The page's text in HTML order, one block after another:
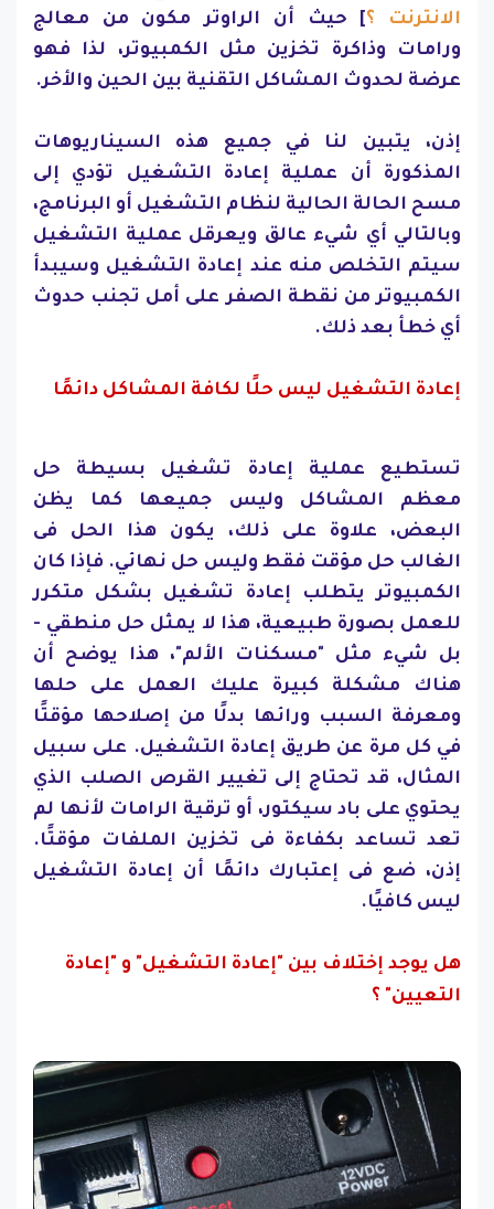
الانترنت ؟ ] حيث أن الراوتر مكون من معالج
ورامات وذاكرة تخزين مثل الكمبيوتر، لذا فهو
عرضة لحدوث المشاكل التقنية بين الحين والأخر.
إذن، يتبين لنا في جميع هذه السيناريوهات
المذكورة أن عملية إعادة التشغيل تؤدي إلى
مسح الحالة الحالية لنظام التشغيل أو البرنامج،
وبالتالي أي شيء عالق ويعرقل عملية التشغيل
سيتم التخلص منه عند إعادة التشغيل وسيبدأ
الكمبيوتر من نقطة الصفرعلى أمل تجنب حدوث
أي خطأ بعد ذلك.
إعادة التشغيل ليس حلًا لكافة المشاكل دائمًا
تستطيع عملية إعادة تشغيل بسيطة حل
معظم المشاكل وليس جميعها كما يظن
البعض، علاوة على ذلك، يكون هذا الحل فى
الغالب حل مؤقت فقط وليس حل نهائي. فإذا كان
الكمبيوتر يتطلب إعادة تشغيل بشكل متكرر
للعمل بصورة طبيعية، هذا لا يمثل حل منطقي -
بل شيء مثل "مسكنات الألم"، هذا يوضح أن
هناك مشكلة كبيرة عليك العمل على حلها
ومعرفة السبب ورائها بدلًا من إصلاحها مؤقتًا
في كل مرة عن طريق إعادة التشغيل. على سبيل
المثال، قد تحتاج إلى تغيير القرص الصلب الذي
يحتوي على باد سيكتور، أو ترقية الرامات لأنها لم
تعد تساعد بكفاءة فى تخزين الملفات مؤقتًا.
إذن، ضع فى إعتبارك دائمًا أن إعادة التشغيل
ليس كافيًا.
هل يوجد إختلاف بين "إعادة التشغيل" و "إعادة
التعيين" ؟